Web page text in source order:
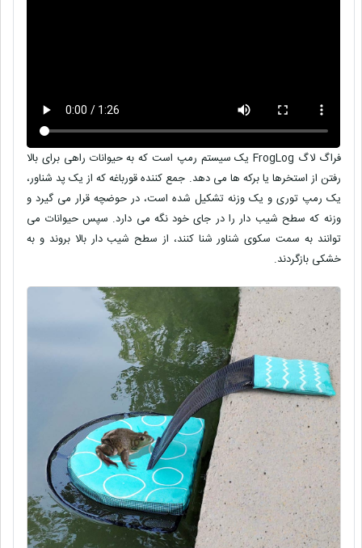
فراگ لاگ FrogLog یک سیستم رمپ است که به حیوانات راهی برای بالا
رفتن از استخرها یا برکه ها می دهد. جمع کننده قورباغه که از یک پد شناور،
یک رمپ توری و یک وزنه تشکیل شده است، در حوضچه قرار می گیرد و
وزنه که سطح شیب دار را در جای خود نگه می دارد. سپس حیوانات می
توانند به سمت سکوی شناور شنا کنند، از سطح شیب دار بالا بروند و به
خشکی بازگردند.